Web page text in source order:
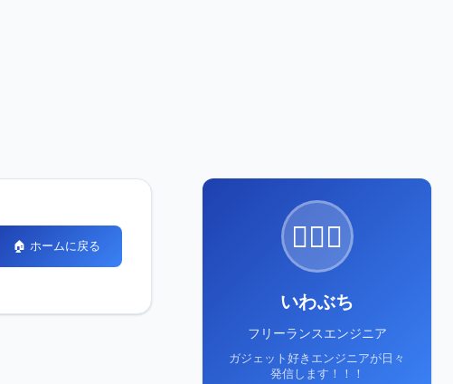
🏠 ホームに戻る 🙋🏻‍♂️
いわぶち
フリーランスエンジニア
ガジェット好きエンジニアが日々
発信します！！！